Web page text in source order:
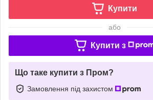
Купити
або
Купити з
Що таке купити з Пром?
Замовлення під захистом